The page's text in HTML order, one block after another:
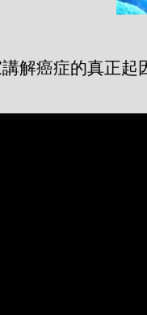
解癌症的真正起